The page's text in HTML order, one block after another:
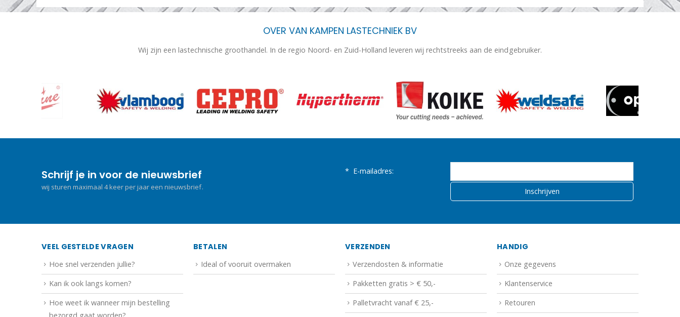
OVER VAN KAMPEN LASTECHNIEK BV
Wij zijn een lastechnische groothandel. In de regio Noord- en Zuid-Holland leveren wij rechtstreeks aan de eindgebruiker.
Schrijf je in voor de nieuwsbrief
wij sturen maximaal 4 keer per jaar een nieuwsbrief.
* E-mailadres:
VEEL GESTELDE VRAGEN
Hoe snel verzenden jullie?
Kan ik ook langs komen?
Hoe weet ik wanneer mijn bestelling
BETALEN
Ideal of vooruit overmaken
VERZENDEN
Verzendosten & informatie
Pakketten gratis > € 50,-
Palletvracht vanaf € 25,-
HANDIG
Onze gegevens
Klantenservice
Retouren